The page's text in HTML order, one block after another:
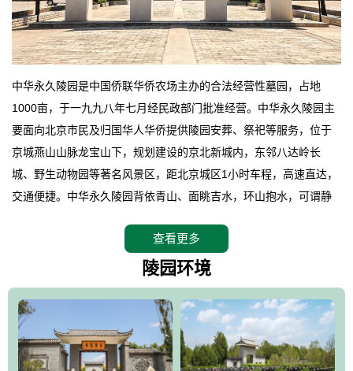
中华永久陵园是中国侨联华侨农场主办的合法经营性墓园，占地
1000亩，于一九九八年七月经民政部门批准经营。中华永久陵园主
要面向北京市民及归国华人华侨提供陵园安葬、祭祀等服务，位于
京城燕山山脉龙宝山下，规划建设的京北新城内，东邻八达岭长
城、野生动物园等著名风景区，距北京城区1小时车程，高速直达，
交通便捷。中华永久陵园背依青山、面眺吉水，环山抱水，可谓静
地。在总体设计上完全以中国传统文化作为前渠，由三条山脊环绕
而成，宛如一把太师椅，呈坐南朝北向，左青龙，右白虎，前朱
环绕挡住了外界的风吹，流动的生气遇到官厅的水又止住了，正好
符合山环水抱，藏风纳气的要求。中华永久陵园风景庄重典雅、气
势如宏，是华北地区最大的平川式墓园，陵园以皇家建筑风格为载
查看更多
陵园环境